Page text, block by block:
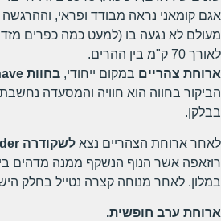
אגם קומאני נראה מבודד ופראי,
מעולם לא נגעה בו (למעט כמה כפרים
לאורך 70 ק"מ בין ההרים.
ארוחת צהריים במקום ייחודי, בחוות
הביקור בחווה הוא חוויה והמסעדה
בבלקן.
לאחר ארוחת הצהריים נצא לשקודרה
רוזאפה אשר הנוף הנשקף ממנה מדהים
במלון. לאחר מנוחה קצרה נטייל בחלק
ארוחת ערב חופשית.